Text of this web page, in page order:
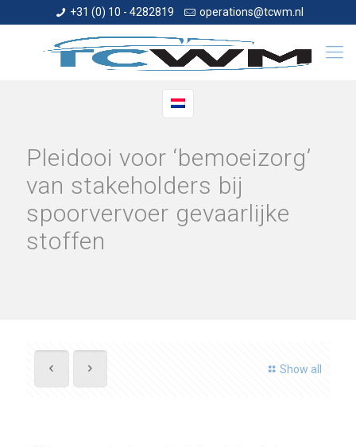
+31 (0) 10 - 4282819 operations@tcwm.nl
Pleidooi voor ‘bemoeizorg’
van stakeholders bij
spoorvervoer gevaarlijke
stoffen
Show all